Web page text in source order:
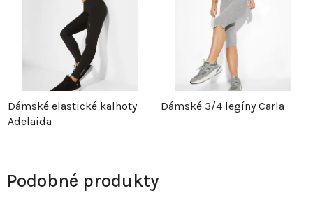
Dámské elastické kalhoty
Adelaida
Dámské 3/4 legíny Carla
Podobné produkty